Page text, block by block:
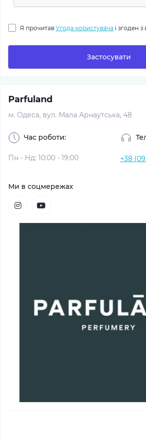
Я прочитав Угода користувача і згоден
Застосувати
Parfuland
м. Одеса, вул. Мала Арнаутська, 48
Час роботи:
Пн - Нд: 10:00 - 19:00 +38
Ми в соцмережах